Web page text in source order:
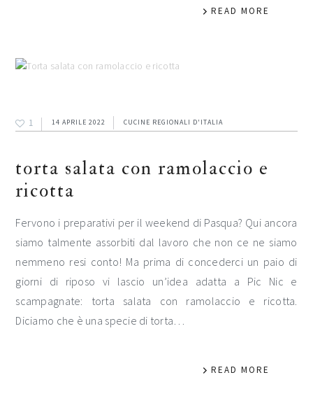
READ MORE
1 14 APRILE 2022 CUCINE REGIONALI D'ITALIA
torta salata con ramolaccio e
ricotta
Fervono i preparativi per il weekend di Pasqua? Qui ancora
siamo talmente assorbiti dal lavoro che non ce ne siamo
nemmeno resi conto! Ma prima di concederci un paio di
giorni di riposo vi lascio un’idea adatta a Pic Nic e
scampagnate: torta salata con ramolaccio e ricotta.
Diciamo che è una specie di torta…
READ MORE